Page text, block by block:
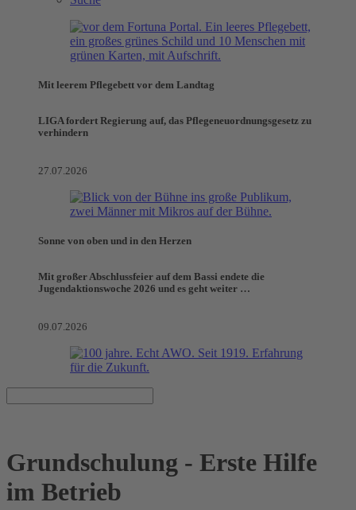
Mit leerem Pflegebett vor dem Landtag
LIGA fordert Regierung auf, das Pflegeneuordnungsgesetz zu
verhindern
27.07.2026
Sonne von oben und in den Herzen
Mit großer Abschlussfeier auf dem Bassi endete die
Jugendaktionswoche 2026 und es geht weiter …
09.07.2026
Grundschulung - Erste Hilfe
im Betrieb